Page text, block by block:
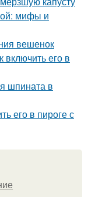
мифы и
вешенок
его в
шпината в
его в пироге с